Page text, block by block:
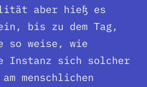
aber hieß es
bis zu dem Tag,
so weise, wie
Instanz sich solcher
menschlichen